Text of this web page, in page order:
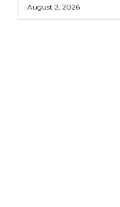
August 2, 2026